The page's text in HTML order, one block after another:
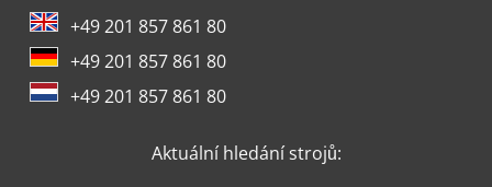
Werner & Pfleiderer Stroje Na Zavěšení
Wurster & Dietz Stroje Na Výrobu Palet
+49 201 857 861 80
+49 201 857 861 80
+49 201 857 861 80
Aktuální hledání strojů: